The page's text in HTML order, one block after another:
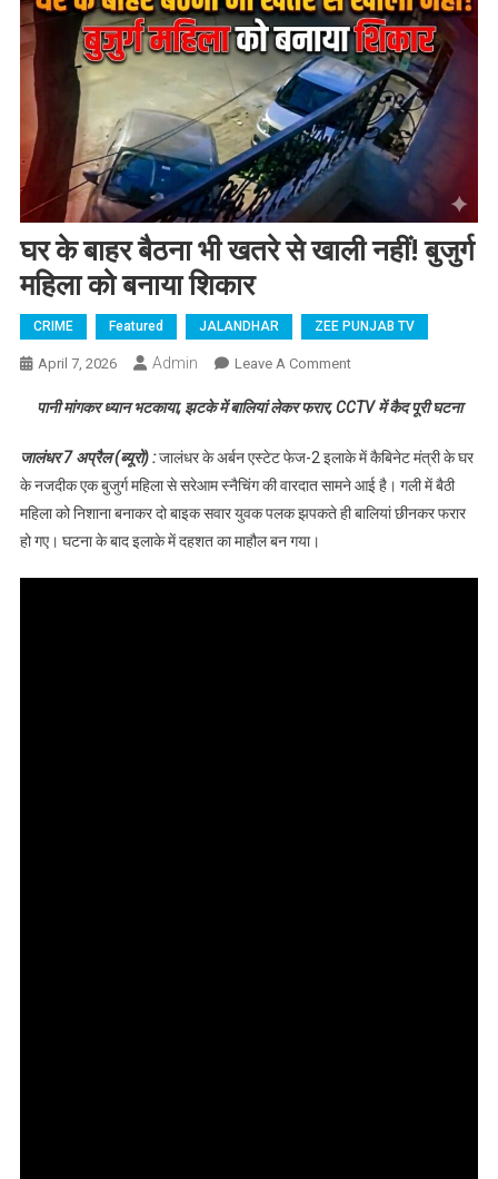
घर के बाहर बैठना भी खतरे से खाली नहीं! बुजुर्ग
महिला को बनाया शिकार
CRIME Featured JALANDHAR ZEE PUNJAB TV
April 7, 2026 Admin Leave A CommentOn घर के बाहर बैठना भी
महिला को बनाया शिकार
पानी मांगकर ध्यान भटकाया, झटके में बालियां लेकर फरार, CCTV में कैद पूरी घटना
जालंधर 7 अप्रैल (ब्यूरो) :जालंधर के अर्बन एस्टेट फेज-2 इलाके में कैबिनेट मंत्री के घर
के नजदीक एक बुजुर्ग महिला से सरेआम स्नैचिंग की वारदात सामने आई है। गली में बैठी
महिला को निशाना बनाकर दो बाइक सवार युवक पलक झपकते ही बालियां छीनकर फरार
हो गए। घटना के बाद इलाके में दहशत का माहौल बन गया।